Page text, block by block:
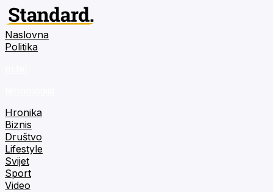
Naslovna
Politika
Hronika
Biznis
Društvo
Lifestyle
Svijet
Sport
Video